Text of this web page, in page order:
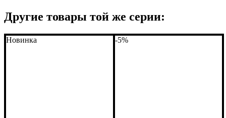
Другие товары той же серии:
Новинка -5%